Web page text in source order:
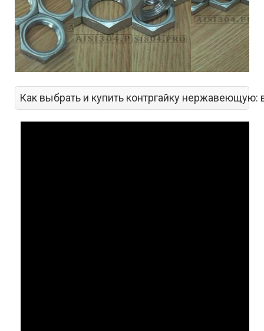
Как выбрать и купить контргайку нержавеющую: